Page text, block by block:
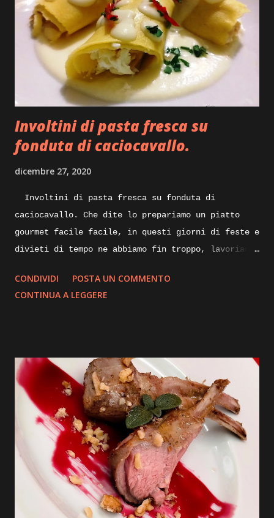
iniziamo la tostatura mescolando insieme il
composto con l’aiuto di una paletta, dopo qualche
minuto aggiungiamo un cucchiaio di olio evo per
mezzo kg di mollica e continuiamo a rimescolare il
composto, dopo una decina di minuti inizieremo a
vedere la nostra mollica che andra asciugando
perdendo l’umidità in essa contenuta, sempre
mescolando do...
Involtini di pasta fresca su
fonduta di caciocavallo.
dicembre 27, 2020
Involtini di pasta fresca su fonduta di
caciocavallo. Che dite lo prepariamo un piatto
gourmet facile facile, in questi giorni di feste e
divieti di tempo ne abbiamo fin troppo, lavoriamo
ne verrà fuori, quindi spostiamoci dalla scrivania
ai fornelli ed iniziamo. Quando pensiamo ad un
impiattarlo, non dilunghiamoci oltre e andiamo
subito ad iniziare. Ingredienti: sfoglia di
pasta fresca, carne di tacchino, provola, olio
pepe, ricotta stagionata, mostarda, caciocavallo
stagionato, prezzemolo, julienne di peperoncino,
pellicola adatta anche per la cottura degli
alimenti. Execution: prepariamo per iniziare
un po’ di bollito con del tacchino, quindi pentola
con acqua carne di tacchino e un pizzico di sale
CONDIVIDI
POSTA UN COMMENTO
CONTINUA A LEGGERE